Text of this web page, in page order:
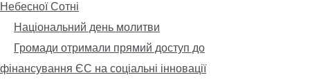
Небесної Сотні
Національний день молитви
Громади отримали прямий доступ до
фінансування ЄС на соціальні інновації